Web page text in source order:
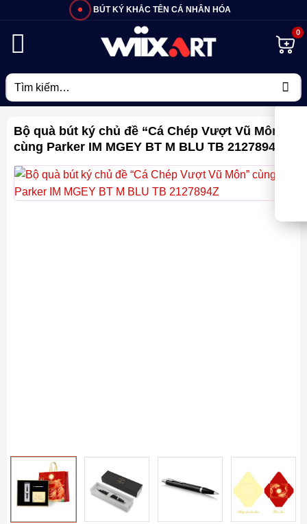
BÚT KÝ KHẮC TÊN CÁ NHÂN HÓA
Tìm
kiếm:
Bộ quà bút ký chủ đề “Cá Chép Vượt Vũ Môn”
cùng Parker IM MGEY BT M BLU TB 2127894Z